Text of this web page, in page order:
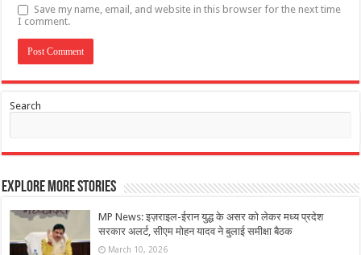
Save my name, email, and website in this browser for the next time
I comment.
Search
Explore More Stories
MP News: इज़राइल-ईरान युद्ध के असर को लेकर मध्य प्रदेश
सरकार अलर्ट, सीएम मोहन यादव ने बुलाई समीक्षा बैठक
March 10, 2026